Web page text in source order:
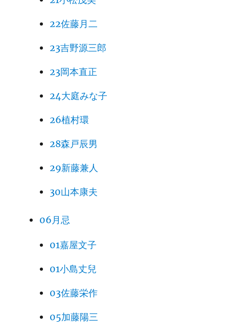
22佐藤月二
23吉野源三郎
23岡本直正
24大庭みな子
26植村環
28森戸辰男
29新藤兼人
30山本康夫
06月忌
01嘉屋文子
01小島丈兒
03佐藤栄作
05加藤陽三